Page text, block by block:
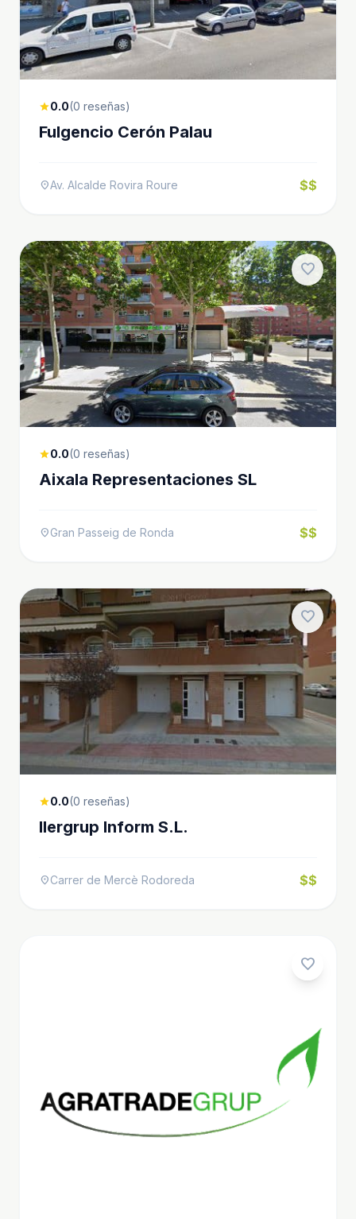
star0.0(0 reseñas)
Fulgencio Cerón Palau
location_onAv. Alcalde Rovira Roure $$
favorite
star0.0(0 reseñas)
Aixala Representaciones SL
location_onGran Passeig de Ronda $$
favorite
star0.0(0 reseñas)
Ilergrup Inform S.L.
location_onCarrer de Mercè Rodoreda $$
favorite